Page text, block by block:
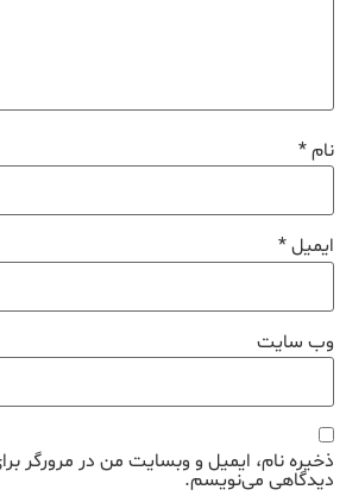
نام*
ایمیل*
وب‌ سایت
ذخیره نام، ایمیل و وبسایت من در مرورگر
دیدگاهی می‌نویسم.